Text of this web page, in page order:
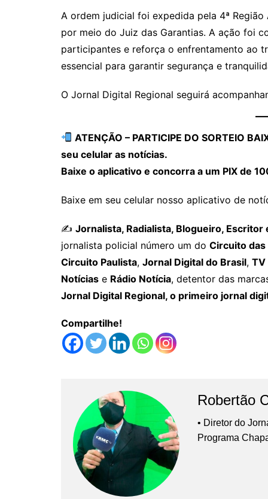
A ordem judicial foi expedida pela 4ª
por meio do Juiz das Garantias. A ação foi
participantes e reforça o enfrentamento ao
essencial para garantir segurança e
O Jornal Digital Regional seguirá
ATENÇÃO – PARTICIPE DO SORTEIO
seu celular as notícias.
Baixe o aplicativo e concorra a um PIX de
Baixe em seu celular nosso aplicativo de
✍️ Jornalista, Radialista, Blogueiro,
jornalista policial número um do Circuito das
Circuito Paulista, Jornal Digital do Brasil, TV
Notícias e Rádio Notícia, detentor das
Jornal Digital Regional, o primeiro jornal
Compartilhe!
Robertão
• Diretor do
Programa